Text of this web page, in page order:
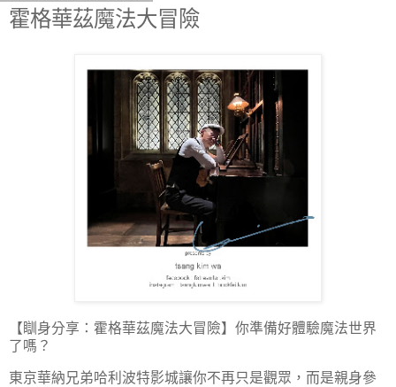
霍格華茲魔法大冒險
【瞓身分享：霍格華茲魔法大冒險】你準備好體驗魔法世界
了嗎？
東京華納兄弟哈利波特影城讓你不再只是觀眾，而是親身參